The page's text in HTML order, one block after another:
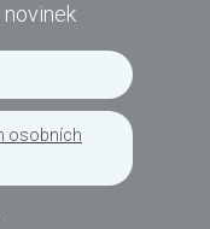
osobních